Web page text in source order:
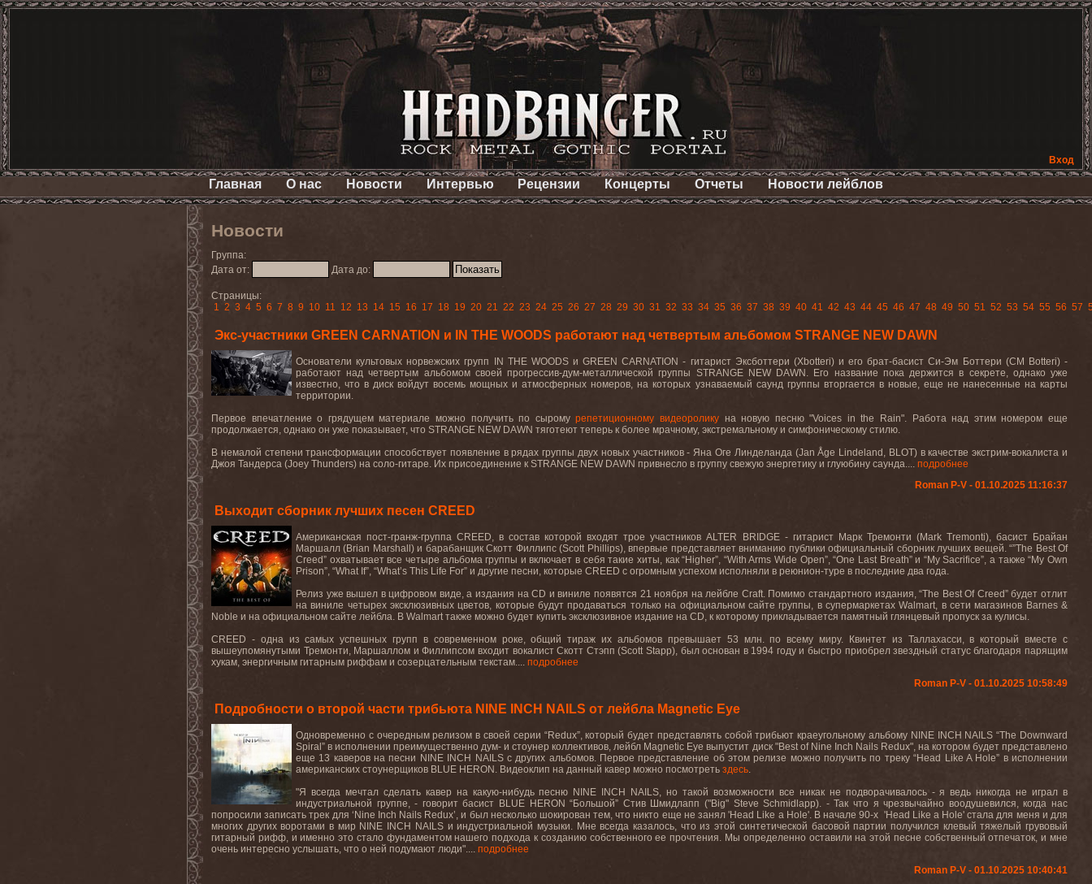
Вход
Главная О нас Новости Интервью Рецензии Концерты Отчеты Новости лейблов
Новости
Группа:
Дата от:
Дата до:
Страницы:
1 2 3 4 5 6 7 8 9 10 11 12 13 14 15 16 17 18 19 20 21 22 23 24 25 26 27 28 29 30 31 32 33 34 35 36 37 38 39 40 41 42 43 44 45 46 47 48 49 50 51 52 53 54 55 56 57
Экс-участники GREEN CARNATION и IN THE WOODS работают над четвертым альбомом STRANGE NEW DAWN
Основатели культовых норвежских групп IN THE WOODS и GREEN CARNATION - гитарист Эксботтери (Xbotteri) и его брат-басист Си-Эм Боттери (CM Botteri) -
работают над четвертым альбомом своей прогрессив-дум-металлической группы STRANGE NEW DAWN. Его название пока держится в секрете, однако уже
известно, что в диск войдут восемь мощных и атмосферных номеров, на которых узнаваемый саунд группы вторгается в новые, еще не нанесенные на карты
территории.
Первое впечатление о грядущем материале можно получить по сыромурепетиционному видеороликуна новую песню "Voices in the Rain". Работа над этим номером еще
продолжается, однако он уже показывает, что STRANGE NEW DAWN тяготеют теперь к более мрачному, экстремальному и симфоническому стилю.
В немалой степени трансформации способствует появление в рядах группы двух новых участников - Яна Оге Линделанда (Jan Åge Lindeland, BLOT) в качестве экстрим-вокалиста и
Джоя Тандерса (Joey Thunders) на соло-гитаре. Их присоединение к STRANGE NEW DAWN привнесло в группу свежую энергетику и глуюбину саунда.... подробнее
Roman P-V - 01.10.2025 11:16:37
Выходит сборник лучших песен CREED
Американская пост-гранж-группа CREED, в состав которой входят трое участников ALTER BRIDGE - гитарист Марк Тремонти (Mark Tremonti), басист Брайан
Маршалл (Brian Marshall) и барабанщик Скотт Филлипс (Scott Phillips), впервые представляет вниманию публики официальный сборник лучших вещей. “”The Best Of
Creed” охватывает все четыре альбома группы и включает в себя такие хиты, как “Higher”, “With Arms Wide Open”, “One Last Breath” и “My Sacrifice”, а также “My Own
Prison”, “What If”, “What’s This Life For” и другие песни, которые CREED с огромным успехом исполняли в реюнион-туре в последние два года.
Релиз уже вышел в цифровом виде, а издания на CD и виниле появятся 21 ноября на лейбле Craft. Помимо стандартного издания, “The Best Of Creed” будет отлит
на виниле четырех эксклюзивных цветов, которые будут продаваться только на официальном сайте группы, в супермаркетах Walmart, в сети магазинов Barnes &
Noble и на официальном сайте лейбла. В Walmart также можно будет купить эксклюзивное издание на CD, к которому прикладывается памятный глянцевый пропуск за кулисы.
CREED - одна из самых успешных групп в современном роке, общий тираж их альбомов превышает 53 млн. по всему миру. Квинтет из Таллахасси, в который вместе с
вышеупомянутыми Тремонти, Маршаллом и Филлипсом входит вокалист Скотт Стэпп (Scott Stapp), был основан в 1994 году и быстро приобрел звездный статус благодаря парящим
хукам, энергичным гитарным риффам и созерцательным текстам.... подробнее
Roman P-V - 01.10.2025 10:58:49
Подробности о второй части трибьюта NINE INCH NAILS от лейбла Magnetic Eye
Одновременно с очередным релизом в своей серии “Redux”, который будет представлять собой трибьют краеугольному альбому NINE INCH NAILS “The Downward
Spiral” в исполнении преимущественно дум- и стоунер коллективов, лейбл Magnetic Eye выпустит диск "Best of Nine Inch Nails Redux", на котором будет представлено
еще 13 каверов на песни NINE INCH NAILS с других альбомов. Первое представление об этом релизе можно получить по треку “Head Like A Hole” в исполнении
американских стоунерщиков BLUE HERON. Видеоклип на данный кавер можно посмотреть здесь.
"Я всегда мечтал сделать кавер на какую-нибудь песню NINE INCH NAILS, но такой возможности все никак не подворачивалось - я ведь никогда не играл в
индустриальной группе, - говорит басист BLUE HERON “Большой” Стив Шмидлапп ("Big" Steve Schmidlapp). - Так что я чрезвычайно воодушевился, когда нас
попросили записать трек для ‘Nine Inch Nails Redux’, и был несколько шокирован тем, что никто еще не занял 'Head Like a Hole'. В начале 90-х 'Head Like a Hole' стала для меня и для
многих других воротами в мир NINE INCH NAILS и индустриальной музыки. Мне всегда казалось, что из этой синтетической басовой партии получился клевый тяжелый грувовый
гитарный рифф, и именно это стало фундаментом нашего подхода к созданию собственного ее прочтения. Мы определенно оставили на этой песне собственный отпечаток, и мне
очень интересно услышать, что о ней подумают люди".... подробнее
Roman P-V - 01.10.2025 10:40:41